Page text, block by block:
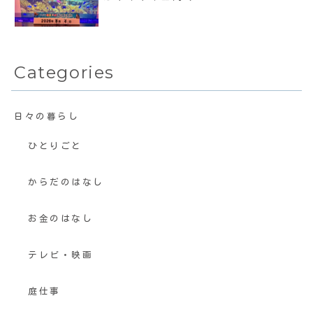
Categories
日々の暮らし
ひとりごと
からだのはなし
お金のはなし
テレビ・映画
庭仕事